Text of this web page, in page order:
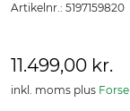
Artikelnr.: 5197159820
11.499,00 kr.
inkl. moms plus